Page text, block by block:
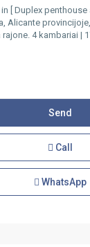
Call
WhatsApp